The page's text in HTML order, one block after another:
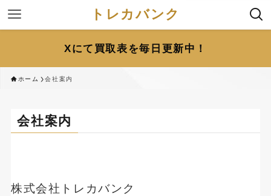
トレカバンク
Xにて買取表を毎日更新中！
ホーム 会社案内
会社案内
株式会社トレカバンク